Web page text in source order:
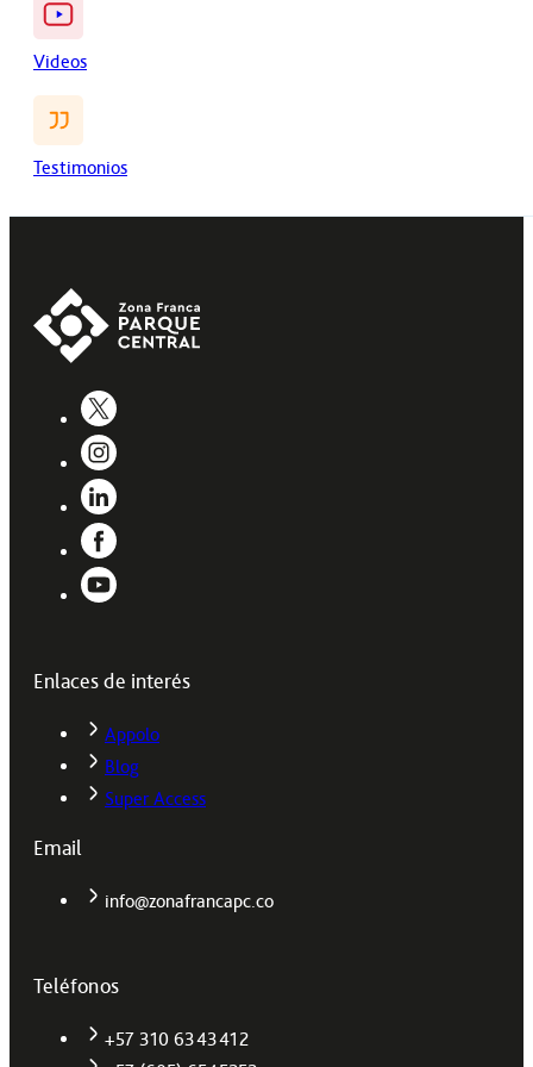
Videos
Testimonios
Enlaces de interés
Appolo
Blog
Super Access
Email
info@zonafrancapc.co
Teléfonos
+57 310 6343412